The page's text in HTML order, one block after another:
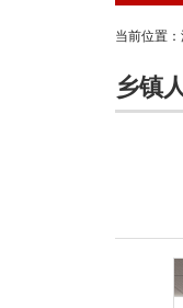
当前位置：
乡镇